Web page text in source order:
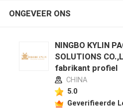
ONGEVEER ONS
NINGBO KYLIN
SOLUTIONS
fabrikant profiel
CHINA
5.0
Geverifieerde